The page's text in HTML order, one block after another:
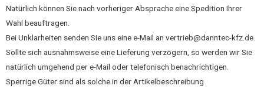
Natürlich können Sie nach vorheriger Absprache eine Spedition Ihrer
Wahl beauftragen.
Bei Unklarheiten senden Sie uns eine e-Mail an vertrieb@danntec-kfz.de.
Sollte sich ausnahmsweise eine Lieferung verzögern, so werden wir Sie
natürlich umgehend per e-Mail oder telefonisch benachrichtigen.
Sperrige Güter sind als solche in der Artikelbeschreibung